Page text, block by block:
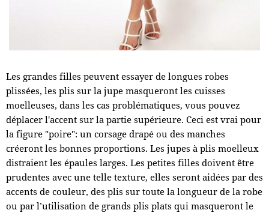
Les grandes filles peuvent essayer de longues robes
plissées, les plis sur la jupe masqueront les cuisses
moelleuses, dans les cas problématiques, vous pouvez
déplacer l'accent sur la partie supérieure. Ceci est vrai pour
la figure "poire": un corsage drapé ou des manches
créeront les bonnes proportions. Les jupes à plis moelleux
distraient les épaules larges. Les petites filles doivent être
prudentes avec une telle texture, elles seront aidées par des
accents de couleur, des plis sur toute la longueur de la robe
ou par l’utilisation de grands plis plats qui masqueront le